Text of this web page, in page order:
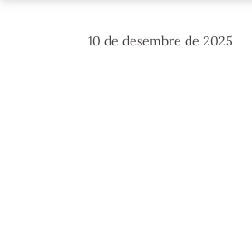
10 de desembre de 2025